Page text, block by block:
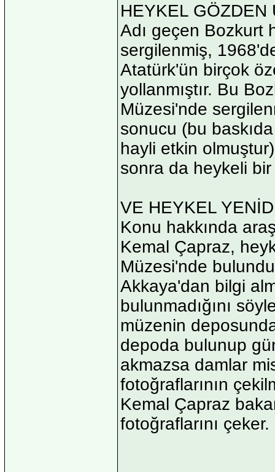
HEYKEL GÖZDEN
Adı geçen Bozkurt
sergilenmiş,
Atatürk'ün birçok
yollanmıştır. Bu
Müzesi'nde
sonucu (bu
hayli etkin
sonra da heykeli bir
VE HEYKEL
Konu hakkında
Kemal Çapraz,
Müzesi'nde
Akkaya'dan bilgi
bulunmadığını
müzenin
depoda bulunup
akmazsa damlar
fotoğraflarının
Kemal Çapraz
fotoğraflarını çeker.